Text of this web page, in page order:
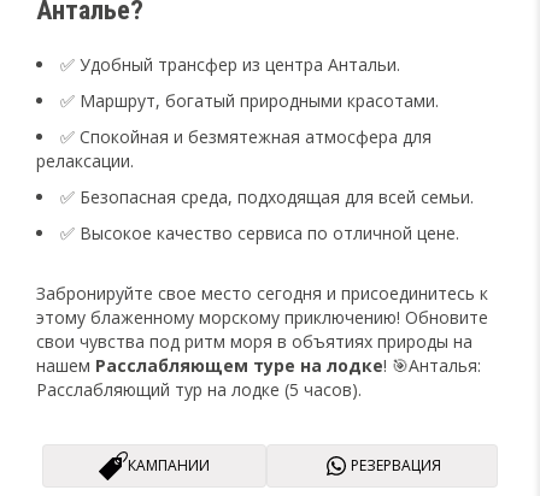
Анталье?
✅ Удобный трансфер из центра Антальи.
✅ Маршрут, богатый природными красотами.
✅ Спокойная и безмятежная атмосфера для
релаксации.
✅ Безопасная среда, подходящая для всей семьи.
✅ Высокое качество сервиса по отличной цене.
Забронируйте свое место сегодня и присоединитесь к
этому блаженному морскому приключению! Обновите
свои чувства под ритм моря в объятиях природы на
нашем Расслабляющем туре на лодке! 🎯Анталья:
Расслабляющий тур на лодке (5 часов).
КАМПАНИИ РЕЗЕРВАЦИЯ